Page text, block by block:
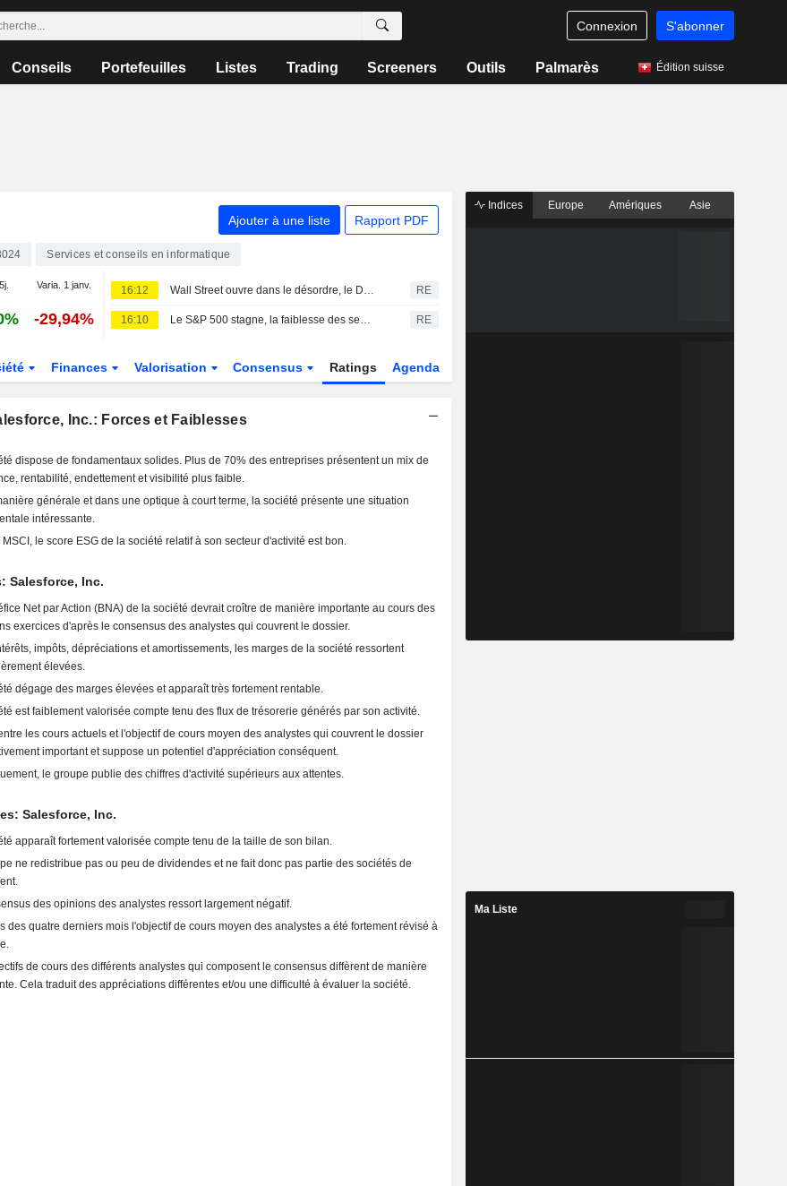
Connexion S'abonner
Conseils Portefeuilles Listes Trading Screeners Outils Palmarès Édition suisse
Ajouter à une liste Rapport PDF
Services et conseils en informatique
Varia. 1 janv.
-29,94%
16:12 Wall Street ouvre dans le désordre, le Dow Jones proche de son record RE
16:10 Le S&P 500 stagne, la faiblesse des semi-conducteurs et des logiciels compensant les gains généralisés RE
Finances Valorisation Consensus Ratings Agenda
Inc.: Forces et Faiblesses
dispose de fondamentaux solides. Plus de 70% des entreprises présentent un mix de
rentabilité, endettement et visibilité plus faible.
générale et dans une optique à court terme, la société présente une situation
intéressante.
MSCI, le score ESG de la société relatif à son secteur d'activité est bon.
Salesforce, Inc.
Net par Action (BNA) de la société devrait croître de manière importante au cours des
exercices d'après le consensus des analystes qui couvrent le dossier.
impôts, dépréciations et amortissements, les marges de la société ressortent
élevées.
dégage des marges élevées et apparaît très fortement rentable.
est faiblement valorisée compte tenu des flux de trésorerie générés par son activité.
les cours actuels et l'objectif de cours moyen des analystes qui couvrent le dossier
important et suppose un potentiel d'appréciation conséquent.
le groupe publie des chiffres d'activité supérieurs aux attentes.
Salesforce, Inc.
apparaît fortement valorisée compte tenu de la taille de son bilan.
ne redistribue pas ou peu de dividendes et ne fait donc pas partie des sociétés de
des opinions des analystes ressort largement négatif.
des quatre derniers mois l'objectif de cours moyen des analystes a été fortement révisé à
de cours des différents analystes qui composent le consensus diffèrent de manière
Cela traduit des appréciations différentes et/ou une difficulté à évaluer la société.
Indices Europe Amériques Asie
Ma Liste